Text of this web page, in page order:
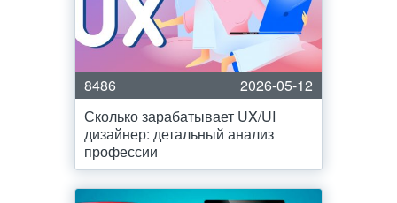
8486
2026-05-12
Сколько зарабатывает UX/UI
дизайнер: детальный анализ
профессии